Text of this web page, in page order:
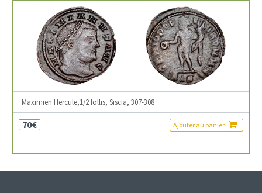
Maximien Hercule,1/2 follis, Siscia, 307-308
70€ Ajouter au panier